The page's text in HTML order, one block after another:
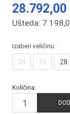
28.792,00
Ušteda:
Izaberi veličinu:
24 26 28
Količina: